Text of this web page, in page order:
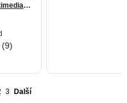
3 Další